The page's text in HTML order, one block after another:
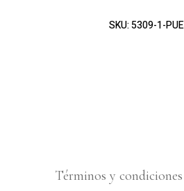
SKU:5309-1-
Términos y condiciones